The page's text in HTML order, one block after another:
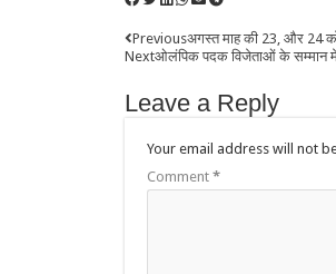
Previousअगस्‍त माह की 23, और 24 को
Nextओलंपिक पदक विजेताओं के सम्मान में
Leave a Reply
Your email address will not
Comment *